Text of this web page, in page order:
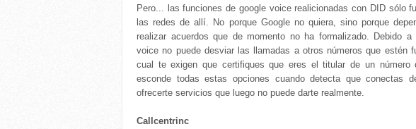
Pero... las funciones de google voice realicionadas con DID sólo
las redes de allí. No porque Google no quiera, sino porque
realizar acuerdos que de momento no ha formalizado. Debido
voice no puede desviar las llamadas a otros números que estén
cual te exigen que certifiques que eres el titular de un
esconde todas estas opciones cuando detecta que conectas
ofrecerte servicios que luego no puede darte realmente.
Callcentrinc